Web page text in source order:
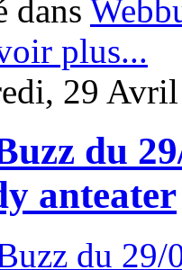
dans
plus...
29
du
anteater